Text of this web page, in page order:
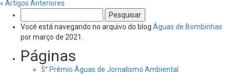
« Artigos Anteriores
por:
Você está navegando no arquivo do blog Águas de Bombinhas
por março de 2021.
Páginas
5° Prêmio Águas de Jornalismo Ambiental